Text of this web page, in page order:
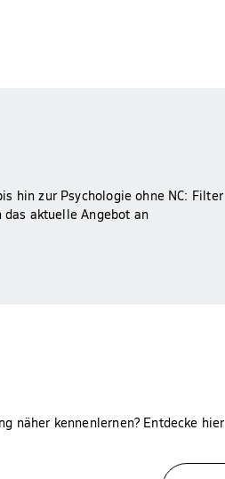
hin zur Psychologie ohne NC: Filter
aktuelle Angebot an
näher kennenlernen? Entdecke hier